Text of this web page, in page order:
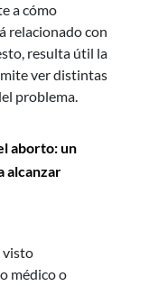
a cómo
relacionado con
resulta útil la
ver distintas
problema.
aborto: un
alcanzar
visto
médico o